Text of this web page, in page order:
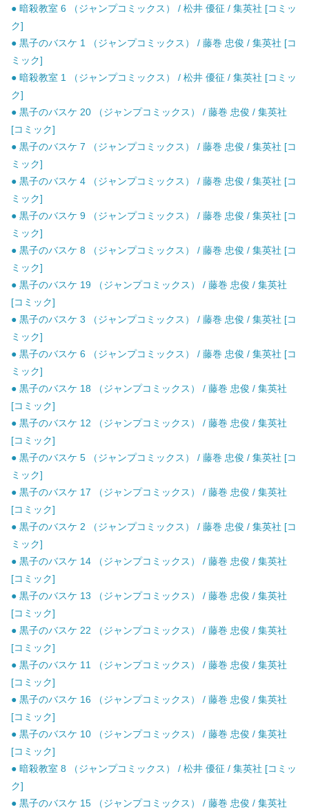
● 暗殺教室 6 （ジャンプコミックス） / 松井 優征 / 集英社 [コミッ
ク]
● 黒子のバスケ 1 （ジャンプコミックス） / 藤巻 忠俊 / 集英社 [コ
ミック]
● 暗殺教室 1 （ジャンプコミックス） / 松井 優征 / 集英社 [コミッ
ク]
● 黒子のバスケ 20 （ジャンプコミックス） / 藤巻 忠俊 / 集英社
[コミック]
● 黒子のバスケ 7 （ジャンプコミックス） / 藤巻 忠俊 / 集英社 [コ
ミック]
● 黒子のバスケ 4 （ジャンプコミックス） / 藤巻 忠俊 / 集英社 [コ
ミック]
● 黒子のバスケ 9 （ジャンプコミックス） / 藤巻 忠俊 / 集英社 [コ
ミック]
● 黒子のバスケ 8 （ジャンプコミックス） / 藤巻 忠俊 / 集英社 [コ
ミック]
● 黒子のバスケ 19 （ジャンプコミックス） / 藤巻 忠俊 / 集英社
[コミック]
● 黒子のバスケ 3 （ジャンプコミックス） / 藤巻 忠俊 / 集英社 [コ
ミック]
● 黒子のバスケ 6 （ジャンプコミックス） / 藤巻 忠俊 / 集英社 [コ
ミック]
● 黒子のバスケ 18 （ジャンプコミックス） / 藤巻 忠俊 / 集英社
[コミック]
● 黒子のバスケ 12 （ジャンプコミックス） / 藤巻 忠俊 / 集英社
[コミック]
● 黒子のバスケ 5 （ジャンプコミックス） / 藤巻 忠俊 / 集英社 [コ
ミック]
● 黒子のバスケ 17 （ジャンプコミックス） / 藤巻 忠俊 / 集英社
[コミック]
● 黒子のバスケ 2 （ジャンプコミックス） / 藤巻 忠俊 / 集英社 [コ
ミック]
● 黒子のバスケ 14 （ジャンプコミックス） / 藤巻 忠俊 / 集英社
[コミック]
● 黒子のバスケ 13 （ジャンプコミックス） / 藤巻 忠俊 / 集英社
[コミック]
● 黒子のバスケ 22 （ジャンプコミックス） / 藤巻 忠俊 / 集英社
[コミック]
● 黒子のバスケ 11 （ジャンプコミックス） / 藤巻 忠俊 / 集英社
[コミック]
● 黒子のバスケ 16 （ジャンプコミックス） / 藤巻 忠俊 / 集英社
[コミック]
● 黒子のバスケ 10 （ジャンプコミックス） / 藤巻 忠俊 / 集英社
[コミック]
● 暗殺教室 8 （ジャンプコミックス） / 松井 優征 / 集英社 [コミッ
ク]
● 黒子のバスケ 15 （ジャンプコミックス） / 藤巻 忠俊 / 集英社